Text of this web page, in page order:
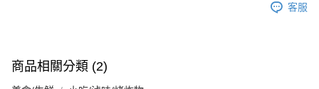
客服
商品相關分類 (2)